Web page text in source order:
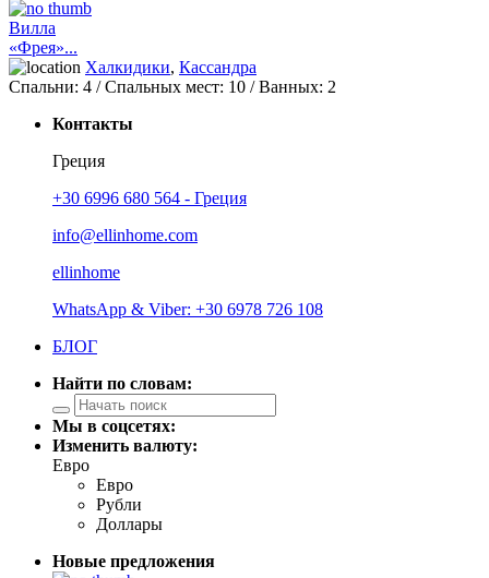
Вилла
«Фрея»...
Халкидики, Кассандра
Спальни: 4 / Спальных мест: 10 /Ванных: 2
Контакты
Греция
+30 6996 680 564 - Греция
info@ellinhome.com
ellinhome
WhatsApp & Viber: +30 6978 726 108
БЛОГ
Найти по словам:
Мы в соцсетях:
Изменить валюту:
Евро
Евро
Рубли
Доллары
Новые предложения